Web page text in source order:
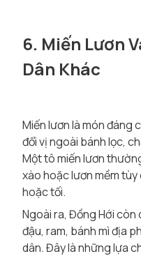
6. Miến Lươn
Dân Khác
Miến lươn là món đáng
đổi vị ngoài bánh lọc,
Một tô miến lươn
xào hoặc lươn mềm
hoặc tối.
Ngoài ra, Đồng Hới
đậu, ram, bánh mì địa
dân. Đây là những lựa